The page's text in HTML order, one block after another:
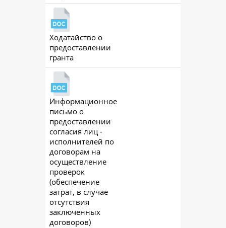
Ходатайство о
предоставлении
гранта
Информационное
письмо о
предоставлении
согласия лиц -
исполнителей по
договорам на
осуществление
проверок
(обеспечение
затрат, в случае
отсутствия
заключенных
договоров)